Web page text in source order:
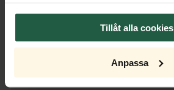
Tillåt alla cookies
Anpassa
Montage & Dokumente
Montageanleitungen